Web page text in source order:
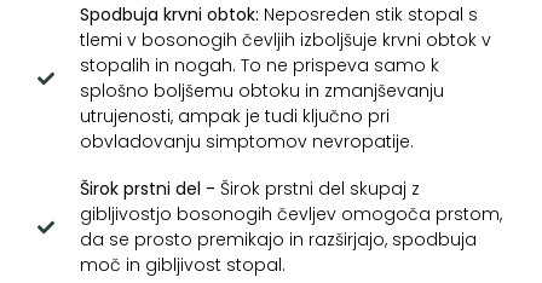
Spodbuja krvni obtok: Neposreden stik stopal s
tlemi v bosonogih čevljih izboljšuje krvni obtok v
stopalih in nogah. To ne prispeva samo k
splošno boljšemu obtoku in zmanjševanju
utrujenosti, ampak je tudi ključno pri
obvladovanju simptomov nevropatije.
Širok prstni del - Širok prstni del skupaj z
gibljivostjo bosonogih čevljev omogoča prstom,
da se prosto premikajo in razširjajo, spodbuja
moč in gibljivost stopal.